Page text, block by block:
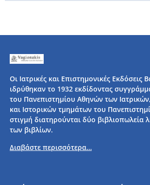
Οι Ιατρικές και Επιστημονικές Εκδόσεις
ιδρύθηκαν το 1932 εκδίδοντας
του Πανεπιστημίου Αθηνών των
και Ιστορικών τμημάτων του
στιγμή διατηρούνται δύο βιβλιοπωλεία
των βιβλίων.
Διαβάστε περισσότερα…